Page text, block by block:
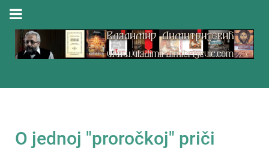
O jednoj "proročkoj" priči